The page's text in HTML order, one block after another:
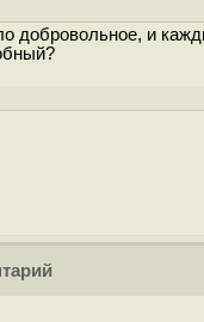
добровольное, и